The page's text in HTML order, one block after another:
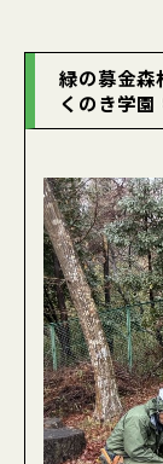
緑の募金に
緑の募金
緑の募金
事業紹
募金を
資材のお
緑の募
緑の募金森
くのき学